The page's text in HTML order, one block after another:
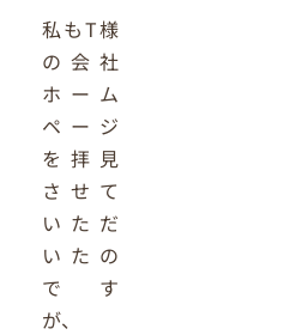
私もT様
の会社
ホーム
ページ
を拝見
させて
いただ
いたの
です
が、